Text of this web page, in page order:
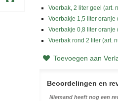
Voerbak, 2 liter geel (art.
Voerbakje 1,5 liter oranje
Voerbakje 0,8 liter oranje
Voerbak rond 2 liter (art.
Toevoegen aan
Beoordelingen en
Niemand heeft nog een